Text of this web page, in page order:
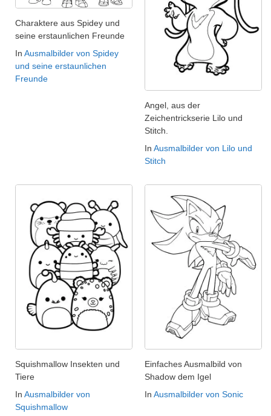
Charaktere aus Spidey und
seine erstaunlichen Freunde
In Ausmalbilder von Spidey
und seine erstaunlichen
Freunde
Angel, aus der
Zeichentrickserie Lilo und
Stitch.
In Ausmalbilder von Lilo und
Stitch
Squishmallow Insekten und
Tiere
In Ausmalbilder von
Squishmallow
Einfaches Ausmalbild von
Shadow dem Igel
In Ausmalbilder von Sonic